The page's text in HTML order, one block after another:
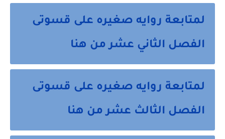
لمتابعة روايه صغيره على قسوتى
الفصل الثاني عشر من هنا
لمتابعة روايه صغيره على قسوتى
الفصل الثالث عشر من هنا